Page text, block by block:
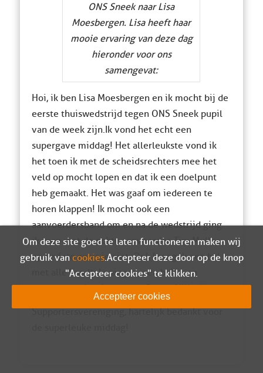
ONS Sneek naar Lisa
Moesbergen. Lisa heeft haar
mooie ervaring van deze dag
hieronder voor ons
samengevat:
Hoi, ik ben Lisa Moesbergen en ik mocht bij de
eerste thuiswedstrijd tegen ONS Sneek pupil
van de week zijn.Ik vond het echt een
supergave middag! Het allerleukste vond ik
het toen ik met de scheidsrechters mee het
veld op mocht lopen en dat ik een doelpunt
heb gemaakt. Het was gaaf om iedereen te
horen klappen! Ik mocht ook een
aanvoerdersband om en na de wedstrijd ging
ik toen met de echte aanvoerder, Tim Muller,
op de foto zoals je ziet. Ook kreeg ik een bal
met alle handtekeningen, een beker en
allemaal leuke dingen van Sparta Nijkerk.
Supportersvereniging, hartelijk bedankt voor
Om deze site goed te laten functioneren maken wij
gebruik van cookies. Accepteer deze door op de knop
"Accepteer cookies" te klikken.
Accepteer cookies